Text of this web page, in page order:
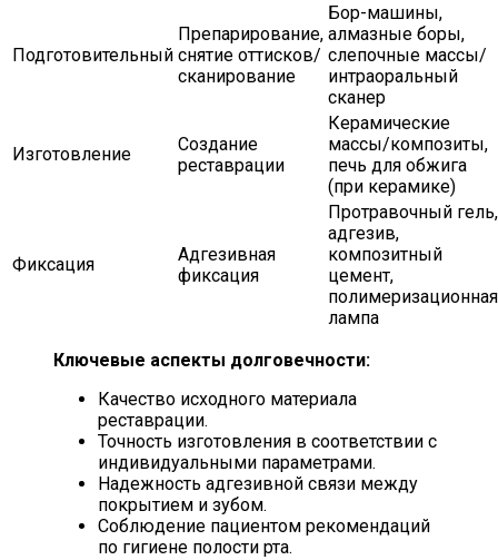
Подготовительный
Препарирование,
снятие оттисков/
сканирование
Бор-машины,
алмазные боры,
слепочные массы/
интраоральный
сканер
Изготовление
Создание
реставрации
Керамические
массы/композиты,
печь для обжига
(при керамике)
Фиксация
Адгезивная
фиксация
Протравочный гель,
адгезив,
композитный
цемент,
полимеризационная
лампа
Ключевые аспекты долговечности:
Качество исходного материала
реставрации.
Точность изготовления в соответствии с
индивидуальными параметрами.
Надежность адгезивной связи между
покрытием и зубом.
Соблюдение пациентом рекомендаций
по гигиене полости рта.